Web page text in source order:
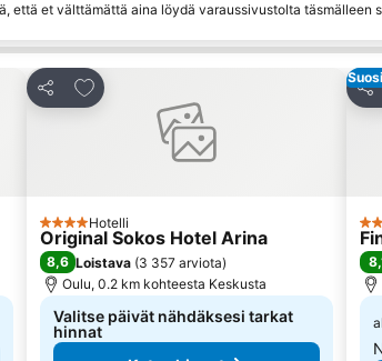
että et välttämättä aina löydä varaussivustolta täsmälleen
Jaa
Lisää suosikkeihin
4 Tähtiluokitus
Hotelli
Original Sokos Hotel Arina
8,6 Loistava (3 357 arviota)
Oulu, 0.2 km kohteesta Keskusta
Valitse päivät nähdäksesi tarkat
hinnat
Jaa
3